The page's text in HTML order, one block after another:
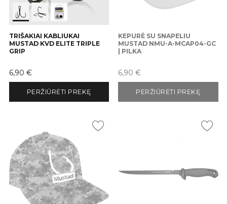
TRIŠAKIAI KABLIUKAI
MUSTAD KVD ELITE TRIPLE
GRIP
Kaina
6,90 €
PERŽIŪRĖTI PREKĘ
KEPURĖ SU SNAPELIU
MUSTAD NMU-A-MCAP04-GC
| PILKA
Kaina
6,90 €
PERŽIŪRĖTI PREKĘ